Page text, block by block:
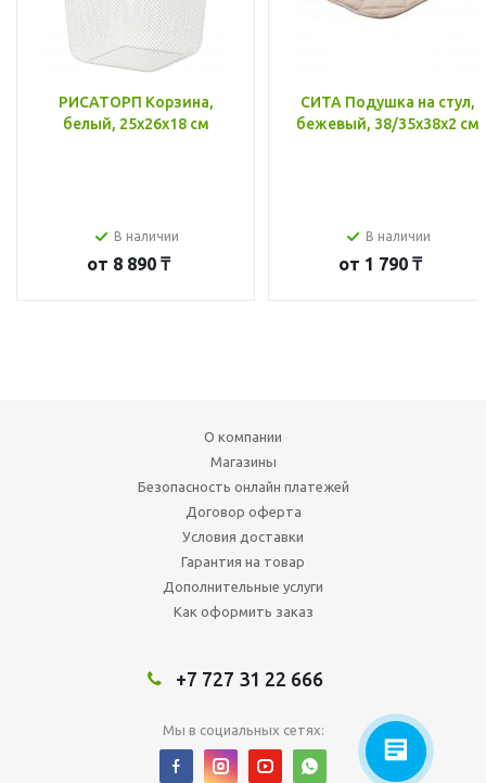
РИСАТОРП Корзина,
белый, 25x26x18 см
В наличии
от 8 890 ₸
СИТА Подушка на стул,
бежевый, 38/35x38x2 см
В наличии
от 1 790 ₸
О компании
Магазины
Безопасность онлайн платежей
Договор оферта
Условия доставки
Гарантия на товар
Дополнительные услуги
Как оформить заказ
+7 727 31 22 666
Мы в социальных сетях: